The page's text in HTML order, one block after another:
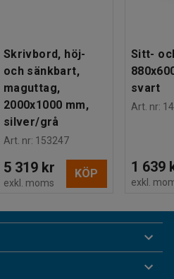
Skrivbord, höj-
och sänkbart,
maguttag,
2000x1000 mm,
silver/grå
Art. nr: 153247
5 319 kr
exkl. moms
KÖP
Sitt-
svart
Art. nr:
1 639
exkl.